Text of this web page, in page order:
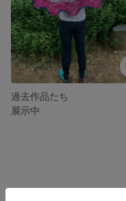
過去作品たち
展示中
minne ホーム BELINYA'S